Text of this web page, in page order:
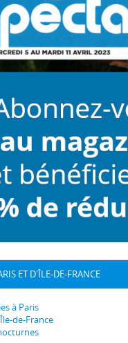
ET D'ÎLE-DE-FRANCE
à Paris
de-France